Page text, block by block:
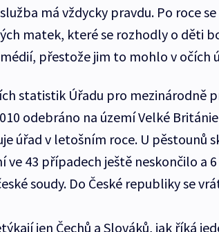
má vždycky pravdu. Po roce
matek, které se rozhodly o děti
přestože jim to mohlo v očích
statistik Úřadu pro mezinárodně
odebráno na území Velké
úřad v letošním roce. U pěstounů
ve 43 případech ještě neskončilo a
soudy. Do České republiky se
jen Čechů a Slováků, jak říká